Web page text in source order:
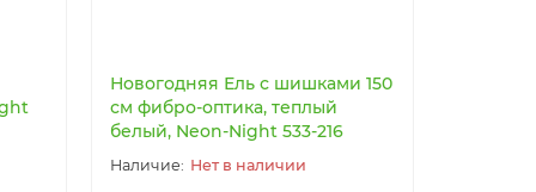
36 276 р.
Новогодняя Ель с шишками 150
см фибро-оптика, теплый
белый, Neon-Night 533-216
Нет в наличии